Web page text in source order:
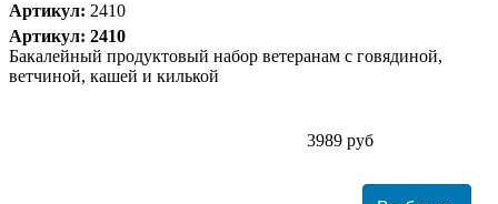
Артикул: 2410
Артикул: 2410
Бакалейный продуктовый набор ветеранам с говядиной,
ветчиной, кашей и килькой
3989 руб